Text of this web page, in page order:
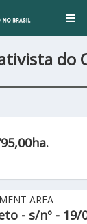
do
AREA
- s/nº - 19/